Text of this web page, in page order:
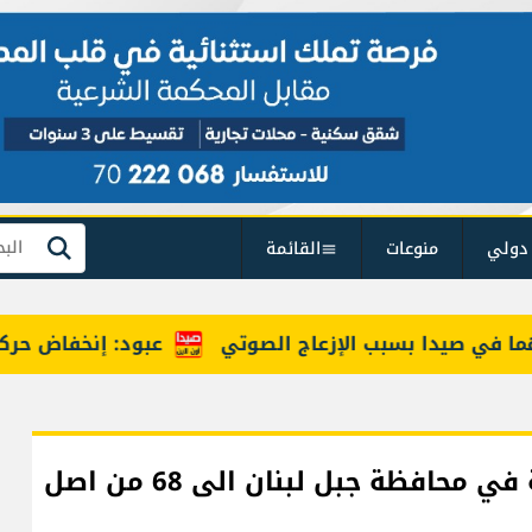
منوعات القائمة بحث
عبود: إنخفاض حركة المسافرين عبر مطار صيدا بسبب الإزعاج الصوتي
ارتفاع عدد البلديات التي فازت بالتزكية في محافظة جبل لبنان الى 68 من اصل